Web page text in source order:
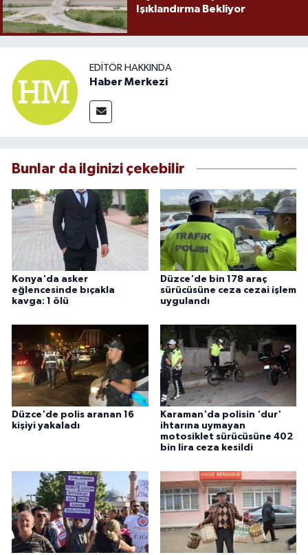
Işıklandırma Bekliyor
EDITÖR HAKKINDA
Haber Merkezi
Bunlar da ilginizi çekebilir
Konya'da asker
eğlencesinde bıçakla
kavga: 1 ölü
Düzce'de bin 178 araç
sürücüsüne ceza cezai işlem
uygulandı
Düzce'de polis aranan 16
kişiyi yakaladı
Karaman'da polisin 'dur'
ihtarına uymayan
motosiklet sürücüsüne 402
bin lira ceza kesildi